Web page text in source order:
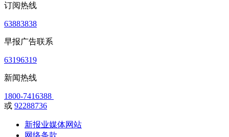
订阅热线
63883838
早报广告联系
63196319
新闻热线
1800-7416388
或 92288736
新报业媒体网站
网络条款